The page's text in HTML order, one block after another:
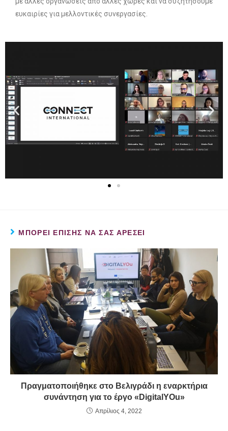
ευκαιρίες για μελλοντικές συνεργασίες.
ΜΠΟΡΕΊ ΕΠΊΣΗΣ ΝΑ ΣΑΣ ΑΡΈΣΕΙ
Πραγματοποιήθηκε στο Βελιγράδι η εναρκτήρια
συνάντηση για το έργο «DigitalYOu»
Απρίλιος 4, 2022